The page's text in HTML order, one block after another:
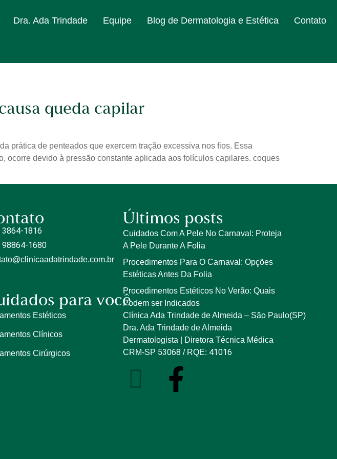
Dra. Ada Trindade Equipe Blog de Dermatologia e Estética Contato
queda capilar
prática de penteados que exercem tração excessiva nos fios. Essa
devido à pressão constante aplicada aos folículos capilares. coques
3864-1816
98864-1680
para você
Estéticos
Clínicos
Cirúrgicos
Últimos posts
Cuidados Com A Pele No Carnaval: Proteja
A Pele Durante A Folia
Procedimentos Para O Carnaval: Opções
Estéticas Antes Da Folia
Procedimentos Estéticos No Verão: Quais
Podem ser Indicados
Clínica Ada Trindade de Almeida – São Paulo(SP)
Dra. Ada Trindade de Almeida
Dermatologista | Diretora Técnica Médica
CRM-SP 53068/ RQE: 41016